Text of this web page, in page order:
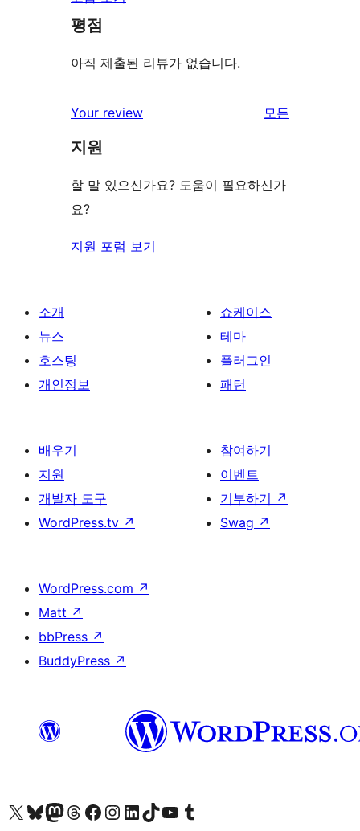
평점
아직 제출된 리뷰가 없습니다.
Your review
모든
보
지원
할 말 있으신가요? 도움이 필요하신가
요?
지원 포럼 보기
소개
뉴스
호스팅
개인정보
쇼케이스
테마
플러그인
패턴
배우기
지원
개발자 도구
WordPress.tv ↗
참여하기
이벤트
기부하기 ↗
Swag ↗
WordPress.com ↗
Matt ↗
bbPress ↗
BuddyPress ↗
X(이전 트위터) 계정 방문하기블루스카이 계정 방문하기마스토돈 계정 방문하기스레드 계정 방문하기 페이스북 페이지 방문하기인스타그램 계정 방문하기 LinkedIn 계정 방문하기틱톡 계정 방문하기유튜브 채널 방문하기 텀블러 계정 방문하기